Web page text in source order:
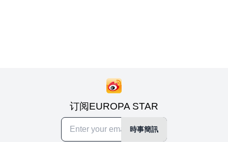
订阅EUROPA STAR
時事簡訊